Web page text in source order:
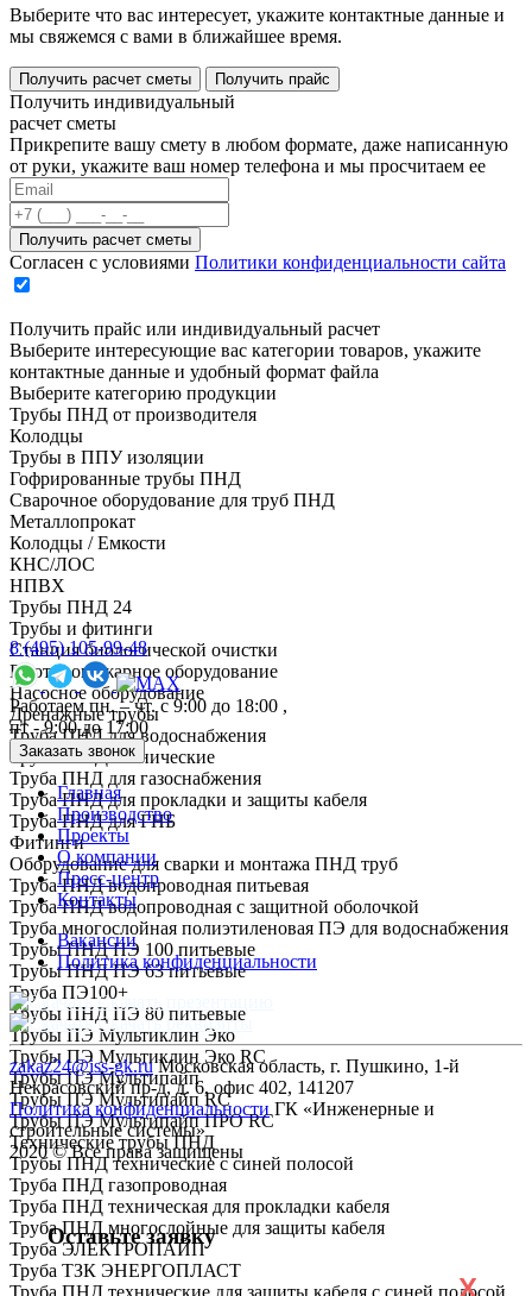
Выберите что вас интересует, укажите контактные данные и
мы свяжемся с вами в ближайшее время.
Получить расчет сметы Получить прайс
Получить индивидуальный
расчет сметы
Прикрепите вашу смету в любом формате, даже написанную
от руки, укажите ваш номер телефона и мы просчитаем ее
Согласен с условиями Политики конфиденциальности сайта
Получить прайс или индивидуальный расчет
Выберите интересующие вас категории товаров, укажите
контактные данные и удобный формат файла
Выберите категорию продукции
Трубы ПНД от производителя
Колодцы
Трубы в ППУ изоляции
Гофрированные трубы ПНД
Сварочное оборудование для труб ПНД
Металлопрокат
Колодцы / Емкости
КНС/ЛОС
НПВХ
Трубы ПНД 24
Трубы и фитинги
Cтанция биологической очистки
Противопожарное оборудование
Насосное оборудование
Дренажные трубы
Труба ПНД для водоснабжения
Трубы ПНД технические
Труба ПНД для газоснабжения
Труба ПНД для прокладки и защиты кабеля
Труба ПНД для ГНБ
Фитинги
Оборудование для сварки и монтажа ПНД труб
Труба ПНД водопроводная питьевая
Труба ПНД водопроводная с защитной оболочкой
Труба многослойная полиэтиленовая ПЭ для водоснабжения
Трубы ПНД ПЭ 100 питьевые
Трубы ПНД ПЭ 63 питьевые
Труба ПЭ100+
Трубы ПНД ПЭ 80 питьевые
Трубы ПЭ Мультиклин Эко
Трубы ПЭ Мультиклин Эко RC
Трубы ПЭ Мультипайп
Трубы ПЭ Мультипайп RC
Трубы ПЭ Мультипайп ПРО RC
Технические трубы ПНД
Трубы ПНД технические с синей полосой
Труба ПНД газопроводная
Труба ПНД техническая для прокладки кабеля
Труба ПНД многослойные для защиты кабеля
Труба ЭЛЕКТРОПАЙП
Труба ТЗК ЭНЕРГОПЛАСТ
Труба ПНД технические для защиты кабеля с синей полосой
8 (495) 105-99-48
Работаем пн. – чт. с 9:00 до 18:00 ,
пт - 9:00 до 17:00
Заказать звонок
Главная
Производство
Проекты
О компании
Пресс-центр
Контакты
Вакансии
Политика конфиденциальности
Скачать презентацию
Скачать реквизиты
zakaz24@iss-gk.ru Московская область, г. Пушкино, 1-й
Некрасовский пр-д, д. 6, офис 402, 141207
Политика конфиденциальности ГК «Инженерные и
строительные системы»
2020 © Все права защищены
Оставьте заявку
X